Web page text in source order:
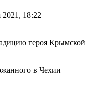
2021, 18:22
в Чехии